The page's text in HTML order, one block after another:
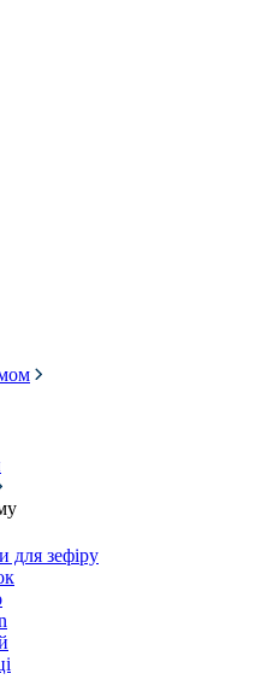
для зефіру